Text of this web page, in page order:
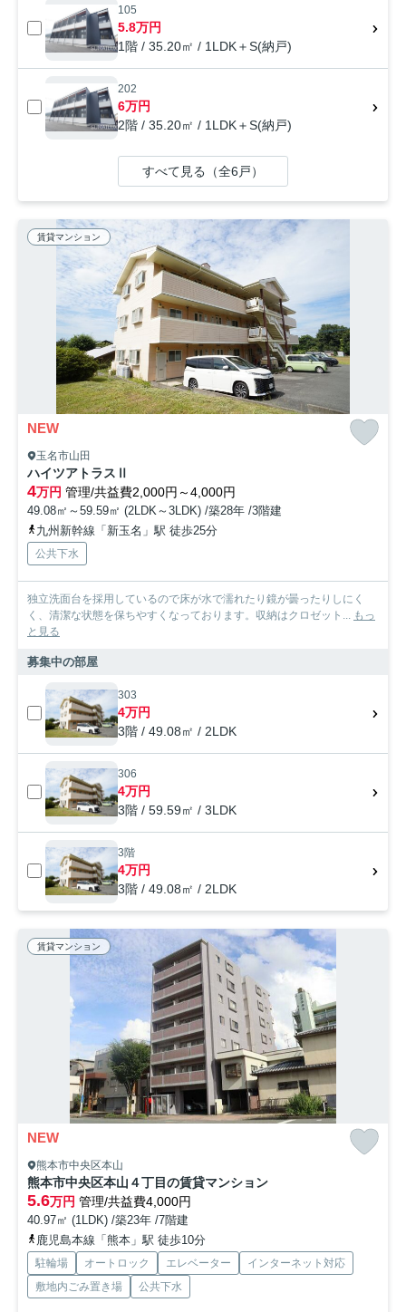
105
5.8万円
1階 / 35.20㎡ / 1LDK＋S(納戸)
202
6万円
2階 / 35.20㎡ / 1LDK＋S(納戸)
すべて見る（全6戸）
賃貸マンション
NEW
玉名市山田
ハイツアトラスⅡ
4万円 管理/共益費2,000円～4,000円
49.08㎡～59.59㎡ (2LDK～3LDK) /築28年 /3階建
九州新幹線「新玉名」駅 徒歩25分
公共下水
独立洗面台を採用しているので床が水で濡れたり鏡が曇ったりしにく
く、清潔な状態を保ちやすくなっております。収納はクロゼット... もっ
と見る
募集中の部屋
303
4万円
3階 / 49.08㎡ / 2LDK
306
4万円
3階 / 59.59㎡ / 3LDK
3階
4万円
3階 / 49.08㎡ / 2LDK
賃貸マンション
NEW
熊本市中央区本山
熊本市中央区本山４丁目の賃貸マンション
5.6万円 管理/共益費4,000円
40.97㎡ (1LDK) /築23年 /7階建
鹿児島本線「熊本」駅 徒歩10分
駐輪場 オートロック エレベーター
インターネット対応
敷地内ごみ置き場
公共下水